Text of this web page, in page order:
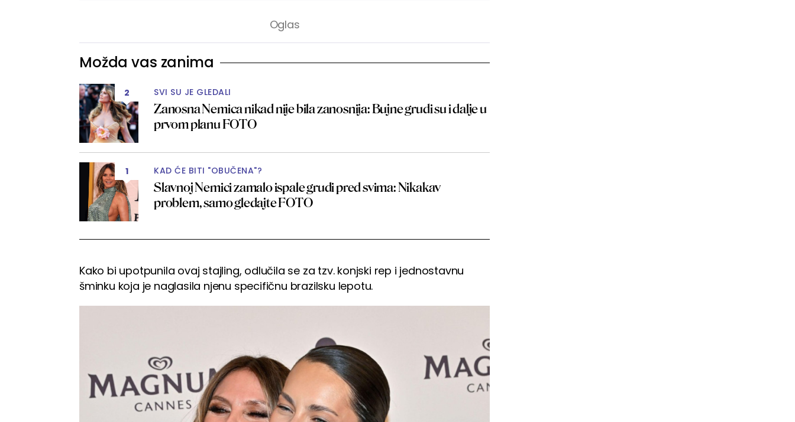
Možda vas zanima
2 SVI SU JE GLEDALI
Zanosna Nemica nikad nije bila zanosnija: Bujne grudi su i dalje u
prvom planu FOTO
1 KAD ĆE BITI "OBUČENA"?
Slavnoj Nemici zamalo ispale grudi pred svima: Nikakav
problem, samo gledajte FOTO
Kako bi upotpunila ovaj stajling, odlučila se za tzv. konjski rep i jednostavnu
šminku koja je naglasila njenu specifičnu brazilsku lepotu.